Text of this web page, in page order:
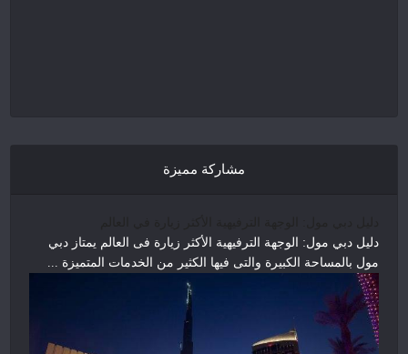
مشاركة مميزة
دليل دبي مول: الوجهة الترفيهية الأكثر زيارة فى العالم يمتاز دبي
مول بالمساحة الكبيرة والتى فيها الكثير من الخدمات المتميزة ...